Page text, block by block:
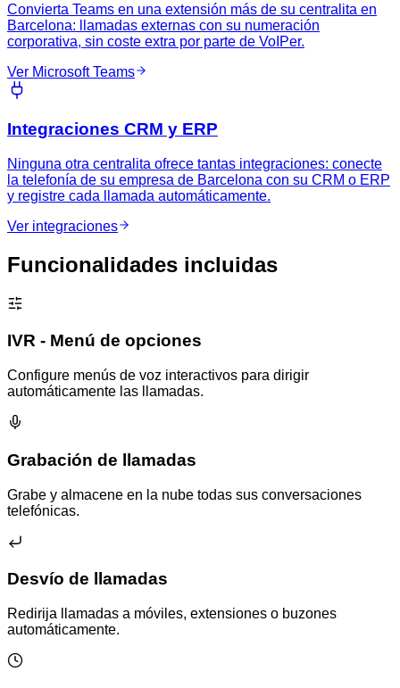
Convierta Teams en una extensión más de su centralita en
Barcelona: llamadas externas con su numeración
corporativa, sin coste extra por parte de VoIPer.
Ver Microsoft Teams
Integraciones CRM y ERP
Ninguna otra centralita ofrece tantas integraciones: conecte
la telefonía de su empresa de Barcelona con su CRM o ERP
y registre cada llamada automáticamente.
Ver integraciones
Funcionalidades incluidas
IVR - Menú de opciones
Configure menús de voz interactivos para dirigir
automáticamente las llamadas.
Grabación de llamadas
Grabe y almacene en la nube todas sus conversaciones
telefónicas.
Desvío de llamadas
Redirija llamadas a móviles, extensiones o buzones
automáticamente.